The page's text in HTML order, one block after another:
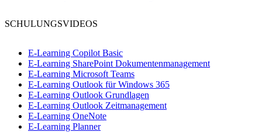
SCHULUNGSVIDEOS
E-Learning Copilot Basic
E-Learning SharePoint Dokumentenmanagement
E-Learning Microsoft Teams
E-Learning Outlook für Windows 365
E-Learning Outlook Grundlagen
E-Learning Outlook Zeitmanagement
E-Learning OneNote
E-Learning Planner